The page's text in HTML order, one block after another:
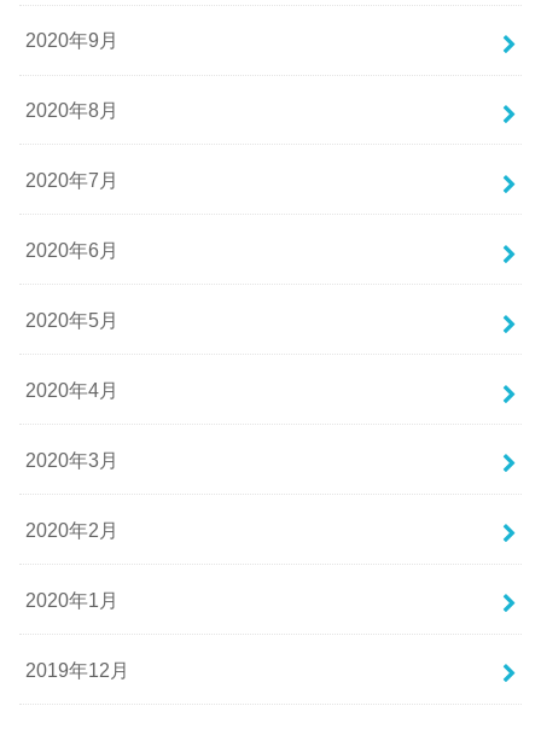
2020年9月
2020年8月
2020年7月
2020年6月
2020年5月
2020年4月
2020年3月
2020年2月
2020年1月
2019年12月